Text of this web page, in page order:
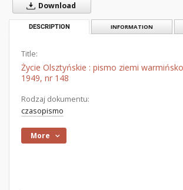
Download
DESCRIPTION INFORMATION
Title:
Życie Olsztyńskie : pismo ziemi
1949, nr 148
Rodzaj dokumentu:
czasopismo
More